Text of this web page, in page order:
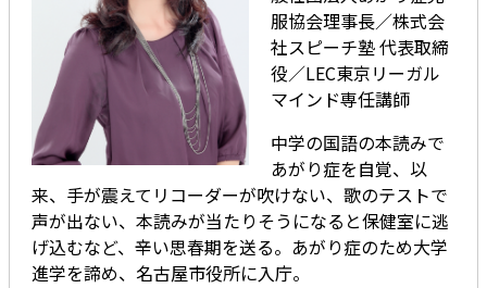
服協会理事長／株式会
社スピーチ塾 代表取締
役／LEC東京リーガル
マインド専任講師
中学の国語の本読みで
あがり症を自覚、以
来、手が震えてリコーダーが吹けない、歌のテストで
声が出ない、本読みが当たりそうになると保健室に逃
げ込むなど、辛い思春期を送る。あがり症のため大学
進学を諦め、名古屋市役所に入庁。